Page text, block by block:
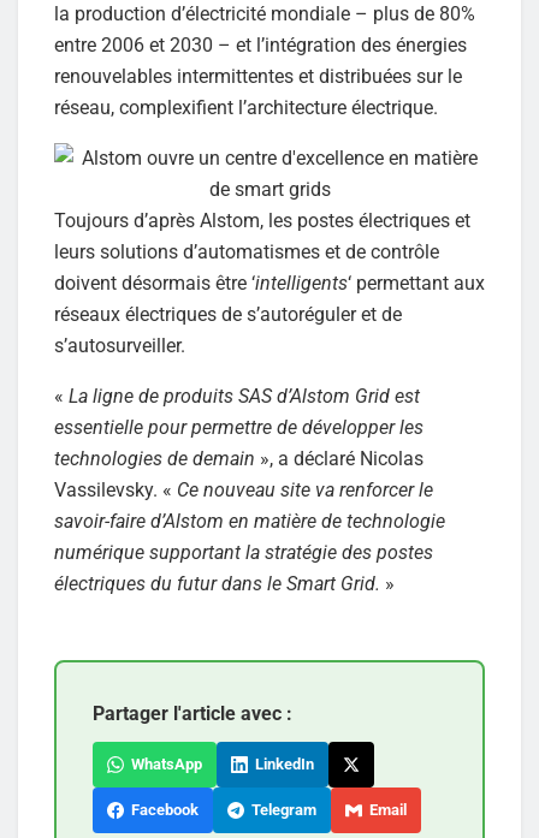
la production d’électricité mondiale – plus de 80%
entre 2006 et 2030 – et l’intégration des énergies
renouvelables intermittentes et distribuées sur le
réseau, complexifient l’architecture électrique.
Toujours d’après Alstom, les postes électriques et
leurs solutions d’automatismes et de contrôle
doivent désormais être ‘intelligents‘ permettant aux
réseaux électriques de s’autoréguler et de
s’autosurveiller.
« La ligne de produits SAS d’Alstom Grid est
essentielle pour permettre de développer les
technologies de demain », a déclaré Nicolas
Vassilevsky. « Ce nouveau site va renforcer le
savoir-faire d’Alstom en matière de technologie
numérique supportant la stratégie des postes
électriques du futur dans le Smart Grid. »
Partager l'article avec :
WhatsApp LinkedIn
Facebook Telegram Email